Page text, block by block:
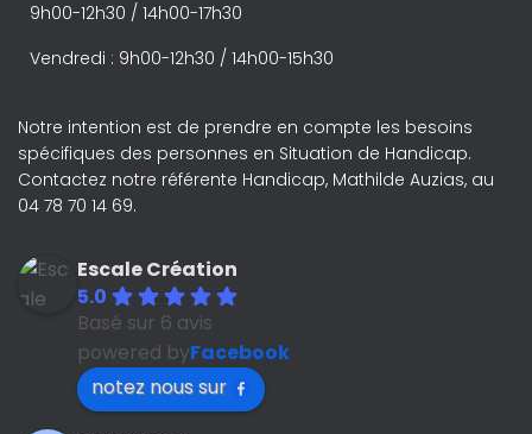
9h00-12h30 / 14h00-17h30
Vendredi : 9h00-12h30 / 14h00-15h30
Notre intention est de prendre en compte les besoins
spécifiques des personnes en Situation de Handicap.
Contactez notre référente Handicap, Mathilde Auzias, au
04 78 70 14 69.
Escale Création
5.0
Basé sur 6 avis
powered byFacebook
notez nous sur